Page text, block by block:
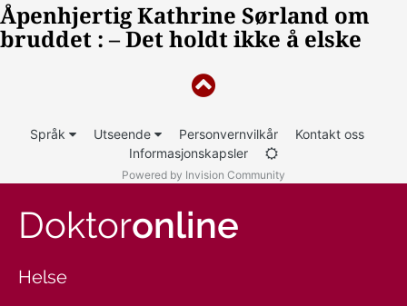
Språk Utseende Personvernvilkår
Kontakt oss
Informasjonskapsler
Powered by Invision Community
Doktoronline
Helse